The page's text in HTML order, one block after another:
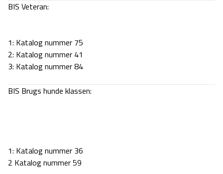
BIS Veteran:
1: Katalog nummer 75
2: Katalog nummer 41
3: Katalog nummer 84
BIS Brugs hunde klassen:
1: Katalog nummer 36
2 Katalog nummer 59